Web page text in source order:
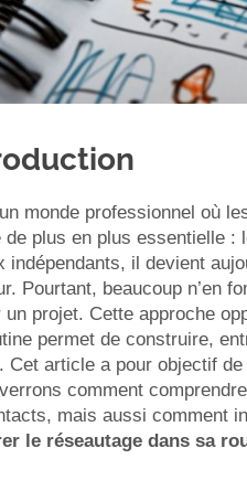
monde professionnel où
de plus en plus essentielle :
indépendants, il devient
Pourtant, beaucoup n’en
un projet. Cette approche
permet de construire,
Cet article a pour objectif
comment
mais aussi comment
le réseautage dans sa